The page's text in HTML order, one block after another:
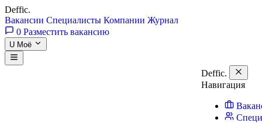
Deffic.
Вакансии Специалисты Компании Журнал
0 Разместить вакансию
U Моё
Deffic.
Навигация